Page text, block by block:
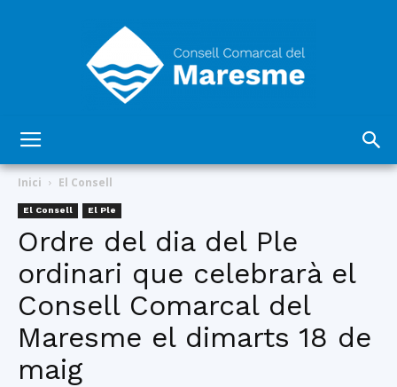
Comarcal
del
Inici El Consell
El Consell El Ple
Ordre del dia del Ple
ordinari que celebrarà el
Consell Comarcal del
Maresme el dimarts 18 de
maig